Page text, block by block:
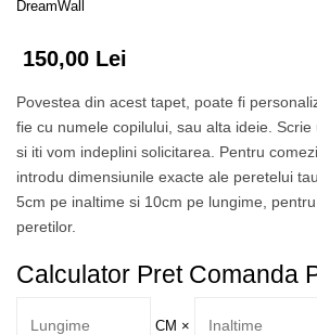
DreamWall
150,00 Lei
Povestea din acest tapet, poate fi
fie cu numele copilului, sau alta ideie.
si iti vom indeplini solicitarea. Pentru
introdu dimensiunile exacte ale peretelui
5cm pe inaltime si 10cm pe lungime,
peretilor.
Calculator Pret Comanda
CM ×